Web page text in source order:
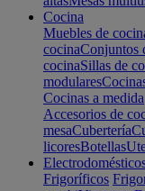
Cocina
Muebles de
cocinaConjuntos
cocinaSillas de
modulares
Cocinas a medida
Accesorios de
mesaCubertería
licoresBotellas
Frigoríficos